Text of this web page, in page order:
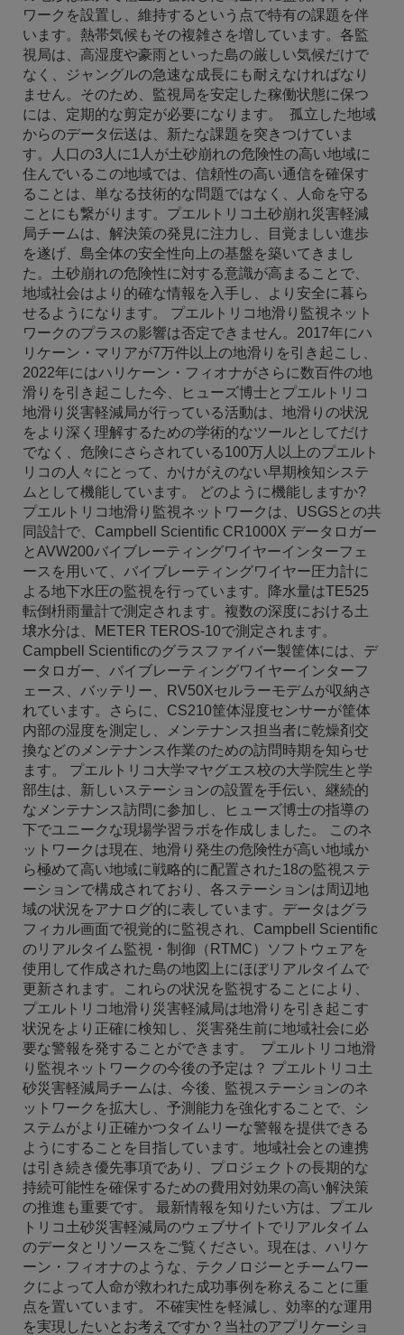
ワークを設置し、維持するという点で特有の課題を伴
います。熱帯気候もその複雑さを増しています。各監
視局は、高湿度や豪雨といった島の厳しい気候だけで
なく、ジャングルの急速な成長にも耐えなければなり
ません。そのため、監視局を安定した稼働状態に保つ
には、定期的な剪定が必要になります。 孤立した地域
からのデータ伝送は、新たな課題を突きつけていま
す。人口の3人に1人が土砂崩れの危険性の高い地域に
住んでいるこの地域では、信頼性の高い通信を確保す
ることは、単なる技術的な問題ではなく、人命を守る
ことにも繋がります。プエルトリコ土砂崩れ災害軽減
局チームは、解決策の発見に注力し、目覚ましい進歩
を遂げ、島全体の安全性向上の基盤を築いてきまし
た。土砂崩れの危険性に対する意識が高まることで、
地域社会はより的確な情報を入手し、より安全に暮ら
せるようになります。 プエルトリコ地滑り監視ネット
ワークのプラスの影響は否定できません。2017年にハ
リケーン・マリアが7万件以上の地滑りを引き起こし、
2022年にはハリケーン・フィオナがさらに数百件の地
滑りを引き起こした今、ヒューズ博士とプエルトリコ
地滑り災害軽減局が行っている活動は、地滑りの状況
をより深く理解するための学術的なツールとしてだけ
でなく、危険にさらされている100万人以上のプエルト
リコの人々にとって、かけがえのない早期検知システ
ムとして機能しています。 どのように機能しますか?
プエルトリコ地滑り監視ネットワークは、USGSとの共
同設計で、Campbell Scientific CR1000X データロガー
とAVW200バイブレーティングワイヤーインターフェ
ースを用いて、バイブレーティングワイヤー圧力計に
よる地下水圧の監視を行っています。降水量はTE525
転倒枡雨量計で測定されます。複数の深度における土
壌水分は、METER TEROS-10で測定されます。
Campbell Scientificのグラスファイバー製筐体には、デ
ータロガー、バイブレーティングワイヤーインターフ
ェース、バッテリー、RV50Xセルラーモデムが収納さ
れています。さらに、CS210筐体湿度センサーが筐体
内部の湿度を測定し、メンテナンス担当者に乾燥剤交
換などのメンテナンス作業のための訪問時期を知らせ
ます。 プエルトリコ大学マヤグエス校の大学院生と学
部生は、新しいステーションの設置を手伝い、継続的
なメンテナンス訪問に参加し、ヒューズ博士の指導の
下でユニークな現場学習ラボを作成しました。 このネ
ットワークは現在、地滑り発生の危険性が高い地域か
ら極めて高い地域に戦略的に配置された18の監視ステ
ーションで構成されており、各ステーションは周辺地
域の状況をアナログ的に表しています。データはグラ
フィカル画面で視覚的に監視され、Campbell Scientific
のリアルタイム監視・制御（RTMC）ソフトウェアを
使用して作成された島の地図上にほぼリアルタイムで
更新されます。これらの状況を監視することにより、
プエルトリコ地滑り災害軽減局は地滑りを引き起こす
状況をより正確に検知し、災害発生前に地域社会に必
要な警報を発することができます。 プエルトリコ地滑
り監視ネットワークの今後の予定は？ プエルトリコ土
砂災害軽減局チームは、今後、監視ステーションのネ
ットワークを拡大し、予測能力を強化することで、シ
ステムがより正確かつタイムリーな警報を提供できる
ようにすることを目指しています。地域社会との連携
は引き続き優先事項であり、プロジェクトの長期的な
持続可能性を確保するための費用対効果の高い解決策
の推進も重要です。 最新情報を知りたい方は、プエル
トリコ土砂災害軽減局のウェブサイトでリアルタイム
のデータとリソースをご覧ください。現在は、ハリケ
ーン・フィオナのような、テクノロジーとチームワー
クによって人命が救われた成功事例を称えることに重
点を置いています。 不確実性を軽減し、効率的な運用
を実現したいとお考えですか？当社のアプリケーショ